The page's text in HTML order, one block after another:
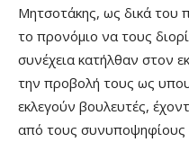
Μητσοτάκης, ως δικά του
το προνόμιο να τους
συνέχεια κατήλθαν στον
την προβολή τους ως
εκλεγούν βουλευτές,
από τους συνυποψηφίους